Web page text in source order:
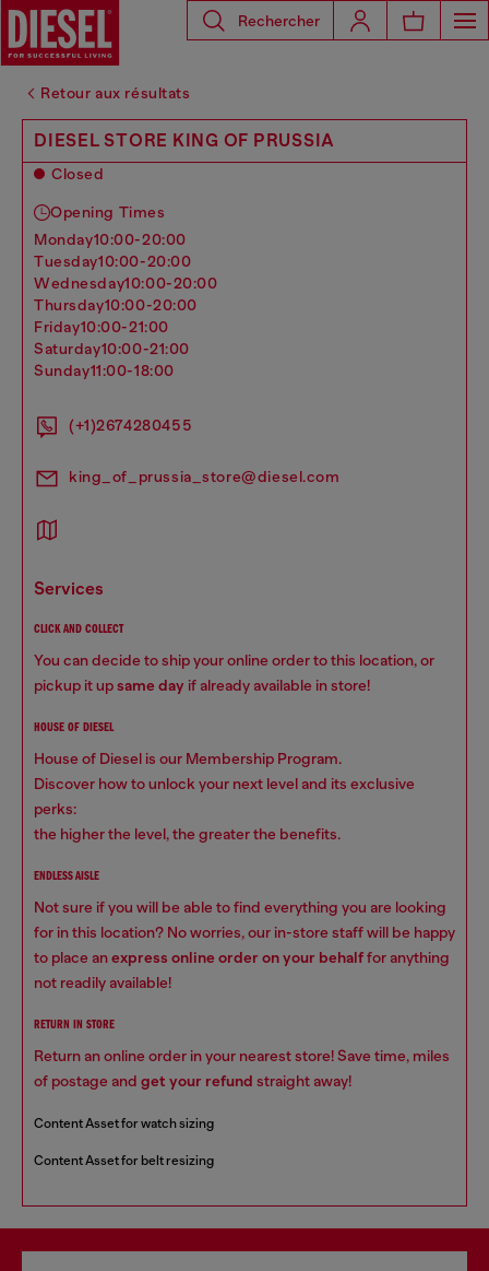
Rechercher
Retour aux résultats
DIESEL STORE KING OF PRUSSIA
Closed
Opening Times
monday10:00-20:00
tuesday10:00-20:00
wednesday10:00-20:00
thursday10:00-20:00
friday10:00-21:00
saturday10:00-21:00
sunday11:00-18:00
(+1)2674280455
king_of_prussia_store@diesel.com
services
CLICK AND COLLECT
You can decide to ship your online order to this location, or
pickup it upsame day if already available in store!
HOUSE OF DIESEL
House of Diesel is our Membership Program.
Discover how to unlock your next level and its exclusive
perks:
the higher the level, the greater the benefits.
ENDLESS AISLE
Not sure if you will be able to find everything you are looking
for in this location? No worries, our in-store staff will be happy
to place anexpress online order on your behalffor anything
not readily available!
RETURN IN STORE
Return an online order in your nearest store! Save time, miles
of postage and get your refund straight away!
Content Asset for watch sizing
Content Asset for belt resizing